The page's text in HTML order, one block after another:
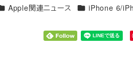
テゴリー
Apple関連ニュース カテゴリー
iPhone 6/